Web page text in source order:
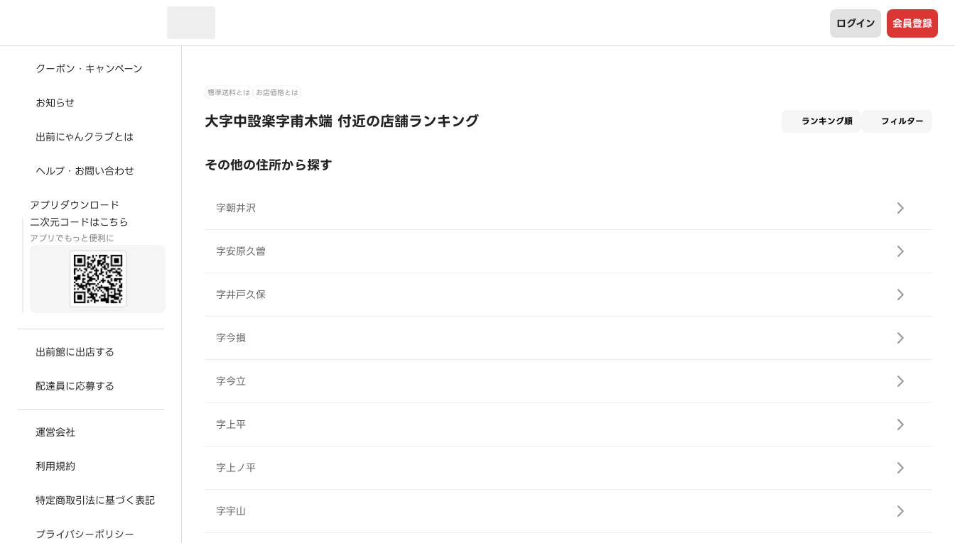
ログイン 会員登録
クーポン・キャンペーン
お知らせ
出前にゃんクラブとは
ヘルプ・お問い合わせ
アプリダウンロード
二次元コードはこちら
アプリでもっと便利に
出前館に出店する
配達員に応募する
運営会社
利用規約
特定商取引法に基づく表記
プライバシーポリシー
標準送料とは お店価格とは
大字中設楽字甫木端 付近の店舗ランキング ランキング順 フィルター
その他の住所から探す
字朝井沢
字安原久曽
字井戸久保
字今損
字今立
字上平
字上ノ平
字宇山